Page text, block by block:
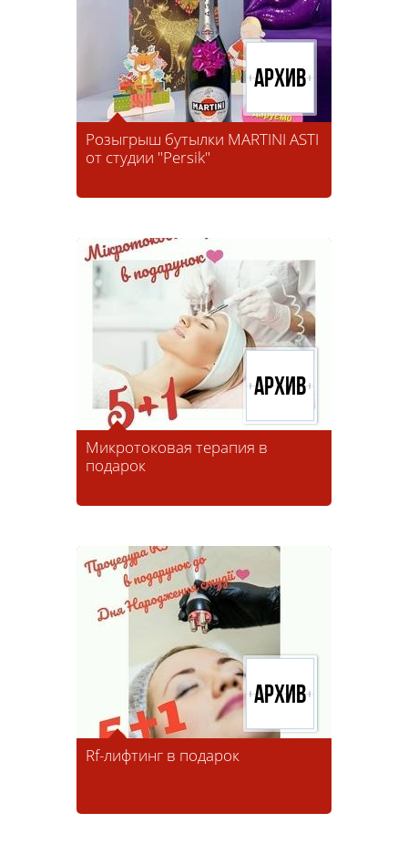
Розыгрыш бутылки MARTINI ASTI
от студии "Persik"
Архив
Микротоковая терапия в
подарок
Архив
Rf-лифтинг в подарок
Архив